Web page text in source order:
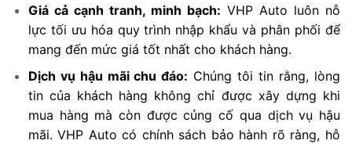
Giá cả cạnh tranh, minh bạch: VHP Auto luôn nỗ
lực tối ưu hóa quy trình nhập khẩu và phân phối để
mang đến mức giá tốt nhất cho khách hàng.
Dịch vụ hậu mãi chu đáo: Chúng tôi tin rằng, lòng
tin của khách hàng không chỉ được xây dựng khi
mua hàng mà còn được củng cố qua dịch vụ hậu
mãi. VHP Auto có chính sách bảo hành rõ ràng, hỗ